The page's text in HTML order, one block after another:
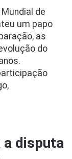
de
um papo
as
do
a disputa